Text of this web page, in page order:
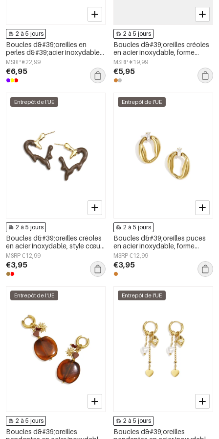
2 à 5 jours
Boucles d&#39;oreilles en
perles d&#39;acier inoxydable
en forme de cœur, collection
Daily Simple, bijoux pour
femmes
MSRP €22,99
€6,95
2 à 5 jours
Boucles d&#39;oreilles créoles
en acier inoxydable, forme
irrégulière, collection Simple
Daily Simple, bijoux pour
femmes
MSRP €19,99
€5,95
Entrepôt de l'UE
2 à 5 jours
Boucles d&#39;oreilles créoles
en acier inoxydable, style cœur,
collection Daily Simple, bijoux
pour femmes
MSRP €12,99
€3,95
Entrepôt de l'UE
2 à 5 jours
Boucles d&#39;oreilles puces
en acier inoxydable, forme
irrégulière, collection Simple
Daily Simple, bijoux pour
femmes
MSRP €12,99
€3,95
Entrepôt de l'UE
2 à 5 jours
Boucles d&#39;oreilles
Entrepôt de l'UE
2 à 5 jours
Boucles d&#39;oreilles